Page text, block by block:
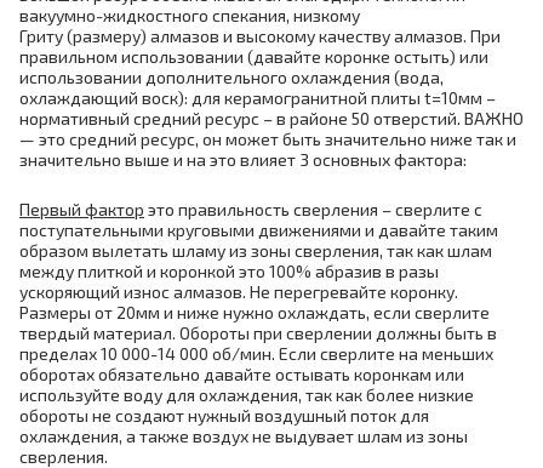
вакуумно-жидкостного спекания, низкому
Гриту (размеру) алмазов и высокому качеству алмазов. При
правильном использовании (давайте коронке остыть) или
использовании дополнительного охлаждения (вода,
охлаждающий воск): для керамогранитной плиты t=10мм –
нормативный средний ресурс – в районе 50 отверстий. ВАЖНО
— это средний ресурс, он может быть значительно ниже так и
значительно выше и на это влияет 3 основных фактора:
Первый фактор это правильность сверления – сверлите с
поступательными круговыми движениями и давайте таким
образом вылетать шламу из зоны сверления, так как шлам
между плиткой и коронкой это 100% абразив в разы
ускоряющий износ алмазов. Не перегревайте коронку.
Размеры от 20мм и ниже нужно охлаждать, если сверлите
твердый материал. Обороты при сверлении должны быть в
пределах 10 000-14 000 об/мин. Если сверлите на меньших
оборотах обязательно давайте остывать коронкам или
используйте воду для охлаждения, так как более низкие
обороты не создают нужный воздушный поток для
охлаждения, а также воздух не выдувает шлам из зоны
сверления.